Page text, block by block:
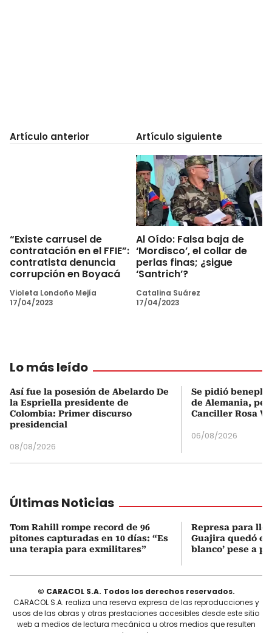
Artículo anterior
“Existe carrusel de
contratación en el FFIE”:
contratista denuncia
corrupción en Boyacá
Violeta Londoño Mejía
17/04/2023
Artículo siguiente
Al Oído: Falsa baja de
‘Mordisco’, el collar de
perlas finas; ¿sigue
‘Santrich’?
Catalina Suárez
17/04/2023
Lo más leído
Así fue la posesión de Abelardo De
la Espriella presidente de
Colombia: Primer discurso
presidencial
08/08/2026
Se pidió
de Alemania,
Canciller Rosa
06/08/2026
Últimas Noticias
Tom Rahill rompe record de 96
pitones capturadas en 10 días: “Es
una terapia para exmilitares”
Represa para
Guajira quedó en
blanco’ pese a
© CARACOL S.A. Todos los derechos reservados.
CARACOL S.A. realiza una reserva expresa de las reproducciones y
usos de las obras y otras prestaciones accesibles desde este sitio
web a medios de lectura mecánica u otros medios que resulten